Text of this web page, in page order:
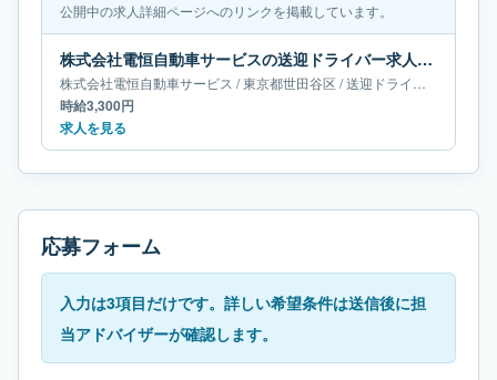
公開中の求人詳細ページへのリンクを掲載しています。
株式会社電恒自動車サービスの送迎ドライバー求人｜東京都世田谷区
株式会社電恒自動車サービス /東京都世田谷区 /送迎ドライバー
時給3,300円
求人を見る
応募フォーム
入力は3項目だけです。詳しい希望条件は送信後に担
当アドバイザーが確認します。